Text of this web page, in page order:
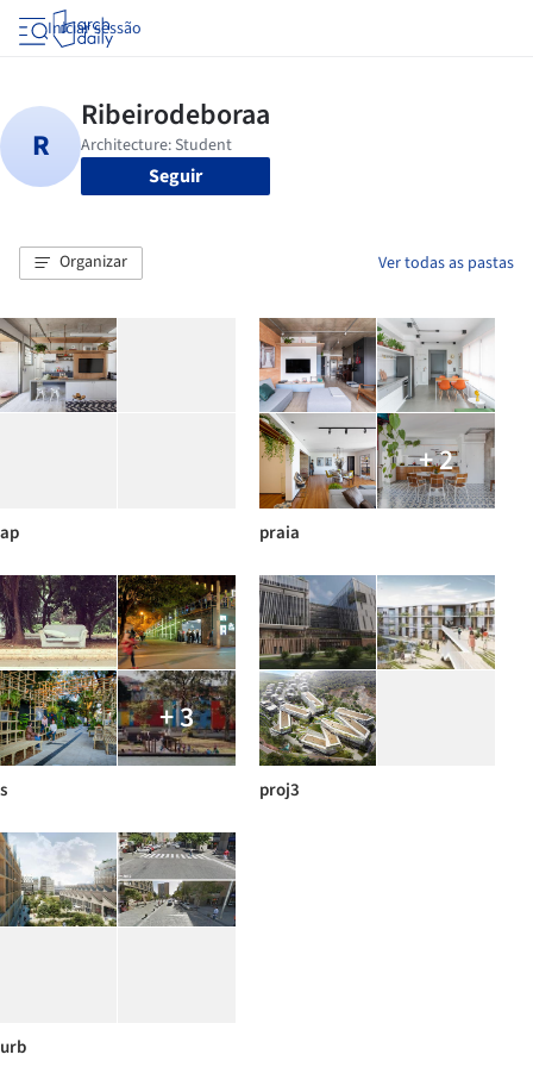
Iniciar sessão
Seguir
Organizar Ver todas as pastas
ap
+ 2
praia
+ 3
s proj3
urb